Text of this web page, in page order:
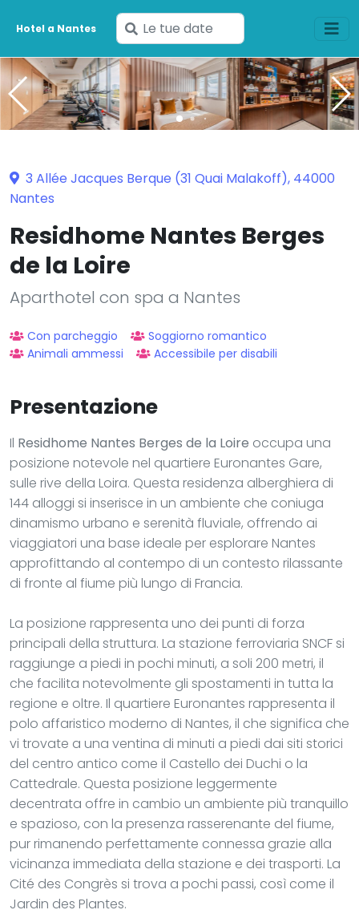
Hotel a Nantes
Inserisci
le
tue
date
3 Allée Jacques Berque (31 Quai Malakoff), 44000
Nantes
Residhome Nantes Berges
de la Loire
Aparthotel con spa a Nantes
Con parcheggio
Soggiorno romantico
Animali ammessi
Accessibile per disabili
Presentazione
Il Residhome Nantes Berges de la Loire occupa una
posizione notevole nel quartiere Euronantes Gare,
sulle rive della Loira. Questa residenza alberghiera di
144 alloggi si inserisce in un ambiente che coniuga
dinamismo urbano e serenità fluviale, offrendo ai
viaggiatori una base ideale per esplorare Nantes
approfittando al contempo di un contesto rilassante
di fronte al fiume più lungo di Francia.
La posizione rappresenta uno dei punti di forza
principali della struttura. La stazione ferroviaria SNCF si
raggiunge a piedi in pochi minuti, a soli 200 metri, il
che facilita notevolmente gli spostamenti in tutta la
regione e oltre. Il quartiere Euronantes rappresenta il
polo affaristico moderno di Nantes, il che significa che
vi trovate a una ventina di minuti a piedi dai siti storici
del centro antico come il Castello dei Duchi o la
Cattedrale. Questa posizione leggermente
decentrata offre in cambio un ambiente più tranquillo
e spazioso, con la presenza rasserenante del fiume,
pur rimanendo perfettamente connessa grazie alla
vicinanza immediata della stazione e dei trasporti. La
Cité des Congrès si trova a pochi passi, così come il
Jardin des Plantes.